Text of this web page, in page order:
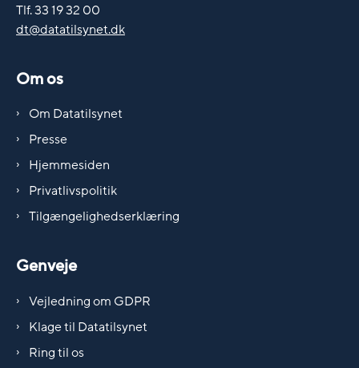
Tlf. 33 19 32 00
dt@datatilsynet.dk
Om os
Om Datatilsynet
Presse
Hjemmesiden
Privatlivspolitik
Tilgængelighedserklæring
Genveje
Vejledning om GDPR
Klage til Datatilsynet
Ring til os